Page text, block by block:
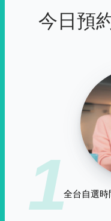
今日預
1全台自選時